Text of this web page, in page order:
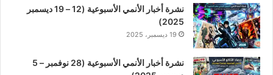
نشرة أخبار الأنمي الأسبوعية (12 – 19 ديسمبر
2025)
19 ديسمبر، 2025
نشرة أخبار الأنمي الأسبوعية (28 نوفمبر – 5